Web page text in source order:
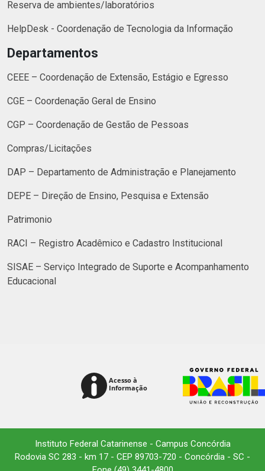
Reserva de ambientes/laboratórios
HelpDesk - Coordenação de Tecnologia da Informação
Departamentos
CEEE – Coordenação de Extensão, Estágio e Egresso
CGE – Coordenação Geral de Ensino
CGP – Coordenação de Gestão de Pessoas
Compras/Licitações
DAP – Departamento de Administração e Planejamento
DEPE – Direção de Ensino, Pesquisa e Extensão
Patrimonio
RACI – Registro Acadêmico e Cadastro Institucional
SISAE – Serviço Integrado de Suporte e Acompanhamento
Educacional
Instituto Federal Catarinense - Campus Concórdia
Rodovia SC 283 - km 17 - CEP 89703-720 - Concórdia - SC -